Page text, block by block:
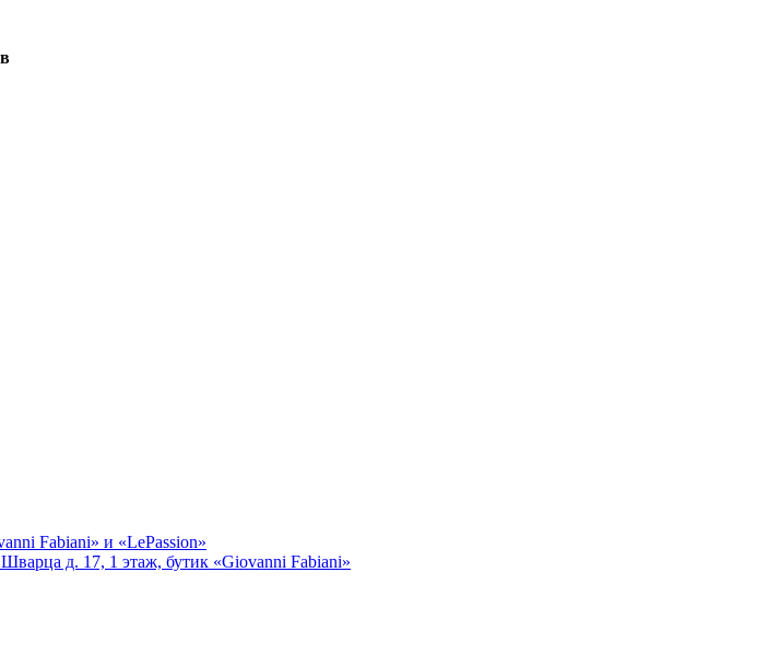
Fabiani» и «LePassion»
д. 17, 1 этаж, бутик «Giovanni Fabiani»